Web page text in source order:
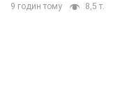
9 годин тому 8,5 т.